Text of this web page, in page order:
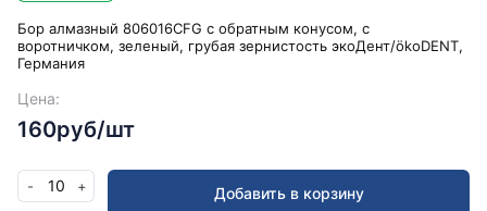
Бор алмазный 806016CFG с обратным конусом, с
воротничком, зеленый, грубая зернистость экоДент/ökoDENT,
Германия
Цена:
160руб/шт
- 10 +
Добавить в корзину